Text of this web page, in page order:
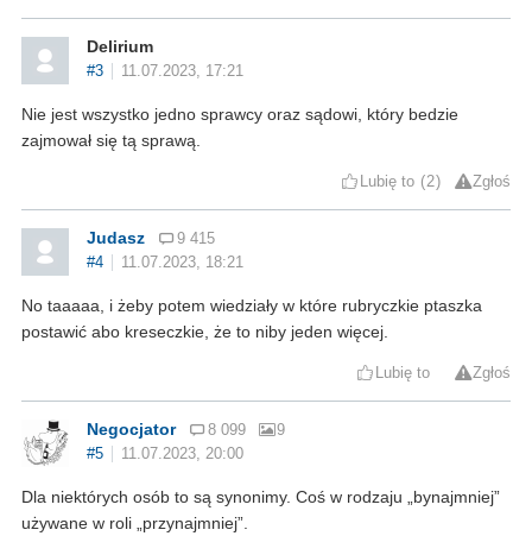
Delirium
#3 11.07.2023, 17:21
Nie jest wszystko jedno sprawcy oraz sądowi, który bedzie
zajmował się tą sprawą.
Lubię to 2 Zgłoś
Judasz
9 415
#4
11.07.2023, 18:21
No taaaaa, i żeby potem wiedziały w które rubryczkie ptaszka
postawić abo kreseczkie, że to niby jeden więcej.
Lubię to Zgłoś
Negocjator 8 099
9
#5
11.07.2023, 20:00
Dla niektórych osób to są synonimy. Coś w rodzaju „bynajmniej”
używane w roli „przynajmniej”.